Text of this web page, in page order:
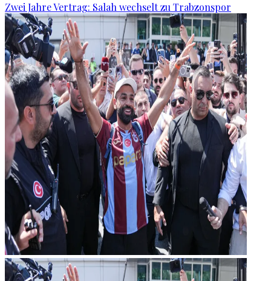
Zwei Jahre Vertrag: Salah wechselt zu Trabzonspor